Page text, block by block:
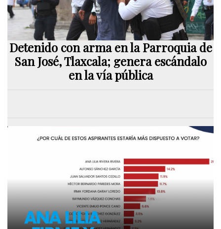
Detenido con arma en la Parroquia de
San José, Tlaxcala; genera escándalo
en la vía pública